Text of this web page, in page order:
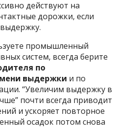
действуют на
дорожки, если
промышленный
систем, всегда берите
по
выдержки и по
“Увеличим выдержку в
почти всегда приводит
и ускоряет повторное
осадок потом снова